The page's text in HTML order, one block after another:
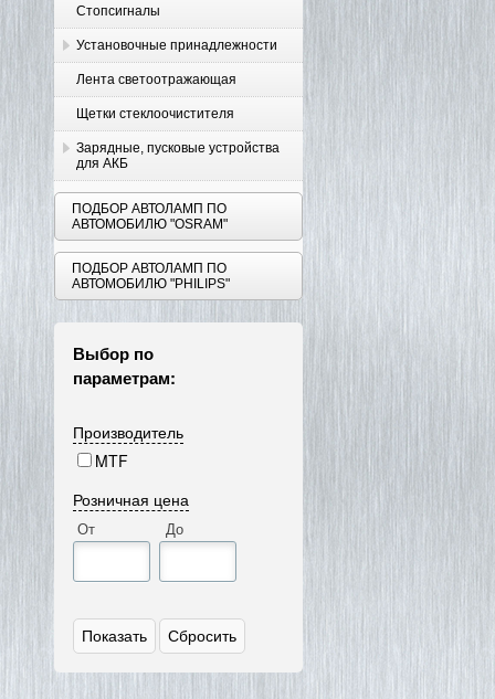
Стопсигналы
Установочные принадлежности
Лента светоотражающая
Щетки стеклоочистителя
Зарядные, пусковые устройства
для АКБ
ПОДБОР АВТОЛАМП ПО
АВТОМОБИЛЮ "OSRAM"
ПОДБОР АВТОЛАМП ПО
АВТОМОБИЛЮ "PHILIPS"
Выбор по
параметрам:
Производитель
MTF
Розничная цена
От До